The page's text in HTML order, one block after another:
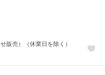
販売）（休業日を除く）